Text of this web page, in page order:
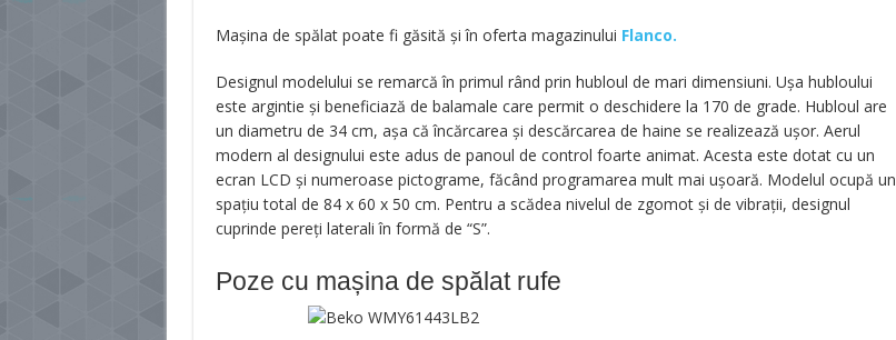
Mașina de spălat poate fi găsită și în oferta magazinului Flanco.
Designul modelului se remarcă în primul rând prin hubloul de mari dimensiuni. Ușa hubloului
este argintie și beneficiază de balamale care permit o deschidere la 170 de grade. Hubloul are
un diametru de 34 cm, așa că încărcarea și descărcarea de haine se realizează ușor. Aerul
modern al designului este adus de panoul de control foarte animat. Acesta este dotat cu un
ecran LCD și numeroase pictograme, făcând programarea mult mai ușoară. Modelul ocupă un
spațiu total de 84 x 60 x 50 cm. Pentru a scădea nivelul de zgomot și de vibrații, designul
cuprinde pereți laterali în formă de “S”.
Poze cu mașina de spălat rufe